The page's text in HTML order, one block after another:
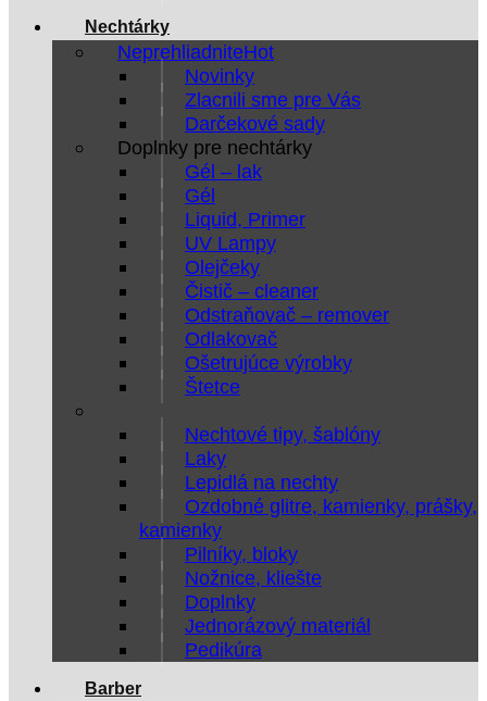
Nechtárky
Neprehliadnite
Novinky
Zlacnili sme pre Vás
Darčekové sady
Doplnky pre nechtárky
Gél – lak
Gél
Liquid, Primer
UV Lampy
Olejčeky
Čistič – cleaner
Odstraňovač – remover
Odlakovač
Ošetrujúce výrobky
Štetce
Nechtové tipy, šablóny
Laky
Lepidlá na nechty
Ozdobné glitre, kamienky, prášky,
kamienky
Pilníky, bloky
Nožnice, kliešte
Doplnky
Jednorázový materiál
Pedikúra
Barber